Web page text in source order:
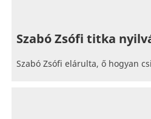
Szabó Zsófi titka
Szabó Zsófi elárulta, ő hogyan